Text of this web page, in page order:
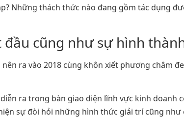
Những thách thức nào đang gồm tác dụng
cũng như sự hình
ra vào 2018 cùng khôn xiết phương châm
ra trong bàn giao diện lĩnh vực kinh
sự đòi hỏi những hình thức giải trí cũng